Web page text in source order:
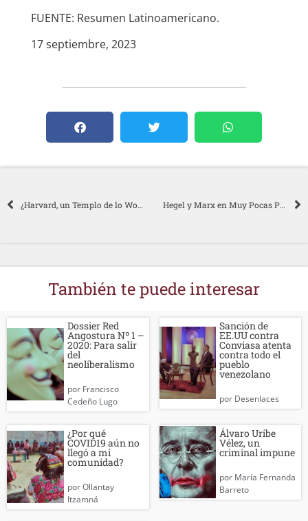
FUENTE: Resumen Latinoamericano.
17 septiembre, 2023
¿Harvard, un Templo de lo Woke? Es la Peor Universidad Para la Libertad de Expresión Hegel y Marx en Muy Pocas Palabras
También te puede interesar
Dossier Red
Angostura Nº 1 –
2020: Para salir
del
neoliberalismo
porFrancisco
Cedeño Lugo
Sanción de
EE.UU contra
Conviasa atenta
contra todo el
pueblo
venezolano
por Desenlaces
¿Por qué
COVID19 aún no
llegó a mi
comunidad?
porOllantay
Itzamná
Álvaro Uribe
Vélez, un
criminal impune
por María Fernanda
Barreto